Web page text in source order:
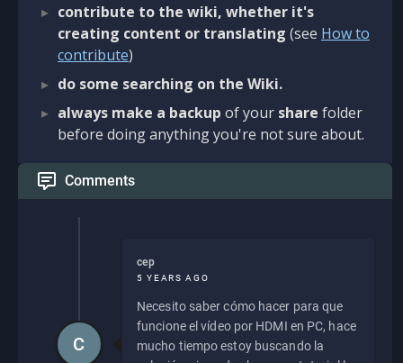
contribute to the wiki, whether it's
creating content or translating (see How to
contribute)
do some searching on the Wiki.
always make a backup of your share folder
before doing anything you're not sure about.
Comments
cep
5 YEARS AGO
Necesito saber cómo hacer para que
funcione el vídeo por HDMI en PC, hace
mucho tiempo estoy buscando la
C